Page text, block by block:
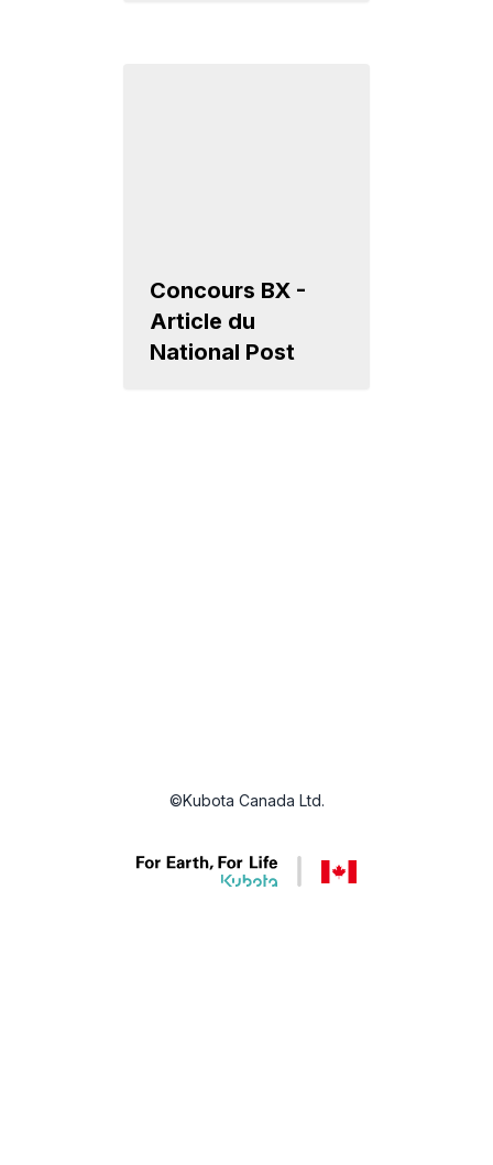
Concours BX -
Article du
National Post
©Kubota Canada Ltd.